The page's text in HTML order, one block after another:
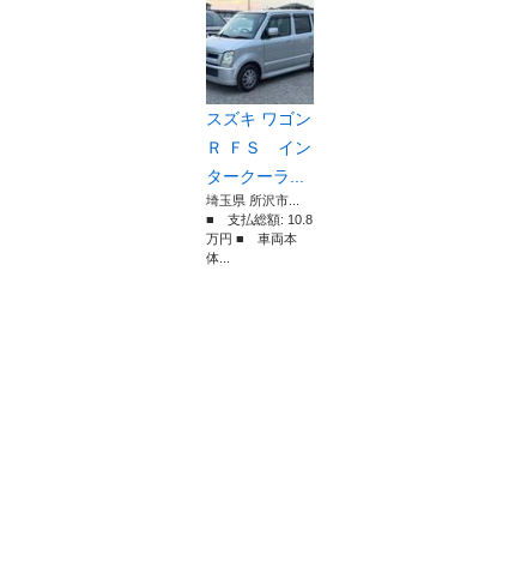
スズキ ワゴン
Ｒ ＦＳ イン
タークーラ...
埼玉県 所沢市...
■ 支払総額: 10.8
万円 ■ 車両本
体...